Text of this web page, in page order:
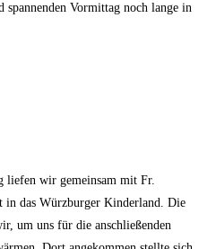
spannenden Vormittag noch lange in
liefen wir gemeinsam mit Fr.
das Würzburger Kinderland. Die
um uns für die anschließenden